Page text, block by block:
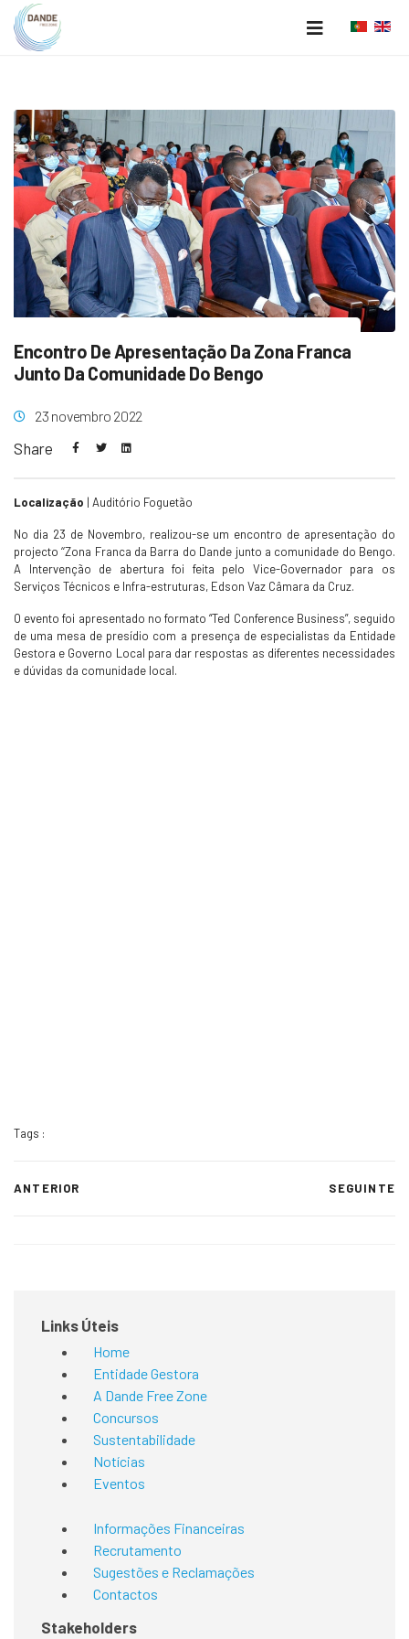
Encontro De Apresentação Da Zona Franca
Junto Da Comunidade Do Bengo
23 novembro 2022
Share
Localização | Auditório Foguetão
No dia 23 de Novembro, realizou-se um encontro de apresentação do
projecto ‘‘Zona Franca da Barra do Dande junto a comunidade do Bengo.
A Intervenção de abertura foi feita pelo Vice-Governador para os
Serviços Técnicos e Infra-estruturas, Edson Vaz Câmara da Cruz.
O evento foi apresentado no formato “Ted Conference Business”, seguido
de uma mesa de presídio com a presença de especialistas da Entidade
Gestora e Governo Local para dar respostas as diferentes necessidades
e dúvidas da comunidade local.
Tags :
ANTERIOR SEGUINTE
Links Úteis
Home
Entidade Gestora
A Dande Free Zone
Concursos
Sustentabilidade
Notícias
Eventos
Informações Financeiras
Recrutamento
Sugestões e Reclamações
Contactos
Stakeholders